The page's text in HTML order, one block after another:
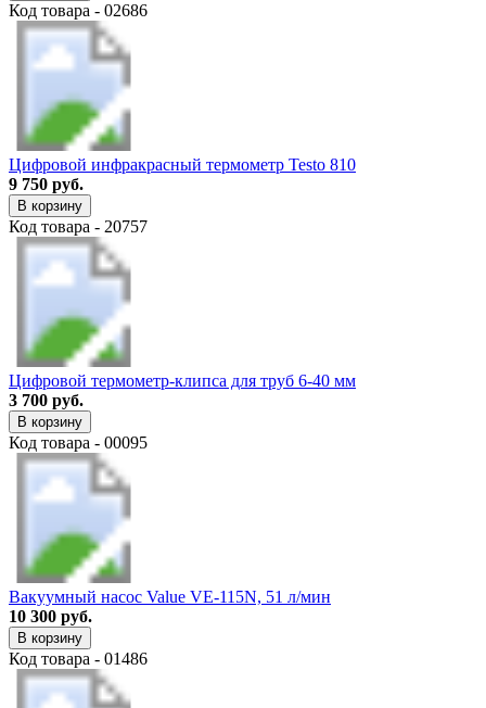
Код товара - 02686
Цифровой инфракрасный термометр Testo 810
9 750 руб.
В корзину
Код товара - 20757
Цифровой термометр-клипса для труб 6-40 мм
3 700 руб.
В корзину
Код товара - 00095
Вакуумный насос Value VE-115N, 51 л/мин
10 300 руб.
В корзину
Код товара - 01486